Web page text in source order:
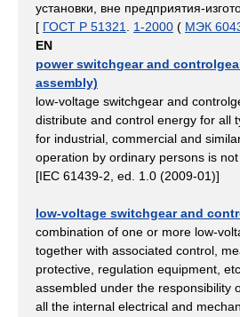
установки, вне предприятия-
[ ГОСТ Р 51321 1-2000 ( МЭК
EN
power switchgear and
assembly)
low-voltage switchgear and
distribute and control energy for all
for industrial, commercial and
operation by ordinary persons is
[IEC 61439-2, ed. 1.0 (2009-01)]
low-voltage switchgear and
combination of one or more low-
together with associated control,
protective, regulation equipment,
assembled under the responsibility
all the internal electrical and